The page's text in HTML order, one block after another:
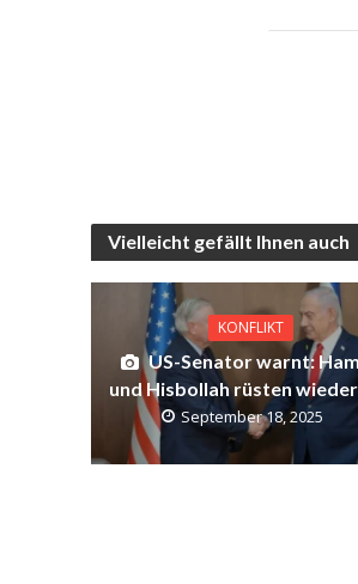
Vielleicht gefällt Ihnen auch
KONFLIKT
US-Senator warnt:
und Hisbollah rüsten
September 18, 2025